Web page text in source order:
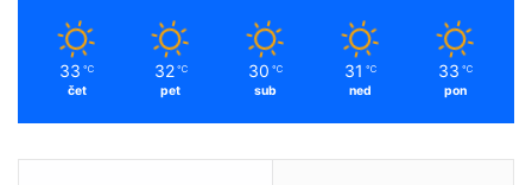
33 ℃
čet
32 ℃
pet
30 ℃
sub
31 ℃
ned
33 ℃
pon